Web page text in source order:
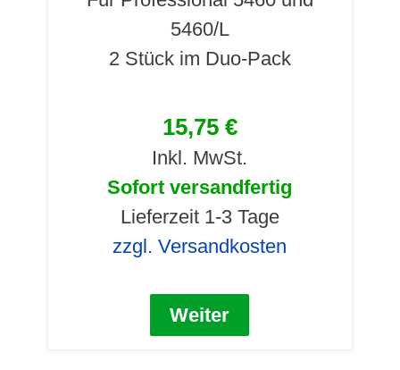
5460/L
2 Stück im Duo-Pack
15,75 €
Inkl. MwSt.
Sofort versandfertig
Lieferzeit 1-3 Tage
zzgl. Versandkosten
Weiter